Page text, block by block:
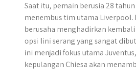
Saat itu, pemain berusia 28
menembus tim utama Liverpool.
berusaha menghadirkan kembali
opsi lini serang yang sangat
ini menjadi fokus utama
kepulangan Chiesa akan